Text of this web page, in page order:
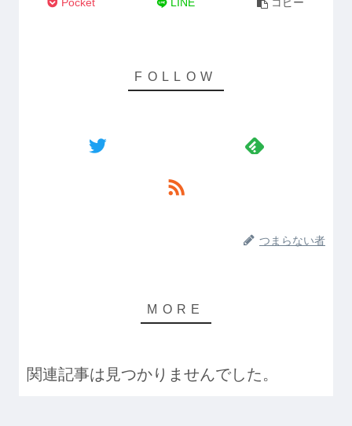
つまらない者
関連記事は見つかりませんでした。